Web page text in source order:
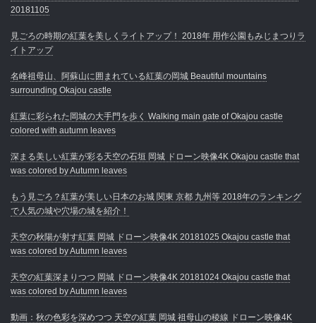
20181105
見ごろの時期の紅葉を美しくライトアップ！ 2018年 用作公園もみじまつりラ
イトアップ
名峰祖母山、阿蘇山に囲まれている紅葉の岡城 Beautiful mountains
surrounding Okajou castle
紅葉に彩られた岡城の大手門を歩く Walking main gate of Okajou castle
colored with autumn leaves
深まる美しい紅葉が彩る天空の石垣 岡城 ドローン映像4K Okajou castle that
was colored by Autumn leaves
もう見ごろ？紅葉が美しい日本のお城 関東 京都 九州等 2018年のランキング
で人気の城や穴場の城を紹介！
天空の秋陽が射す紅葉 岡城 ドローン映像4K 20181025 Okajou castle that
was colored by Autumn leaves
天空の紅葉深まりつつ 岡城 ドローン映像4K 20181024 Okajou castle that
was colored by Autumn leaves
動画：秋の色彩を深めつつ 天空の紅葉 岡城 祖母山の稜線 ドローン映像4K